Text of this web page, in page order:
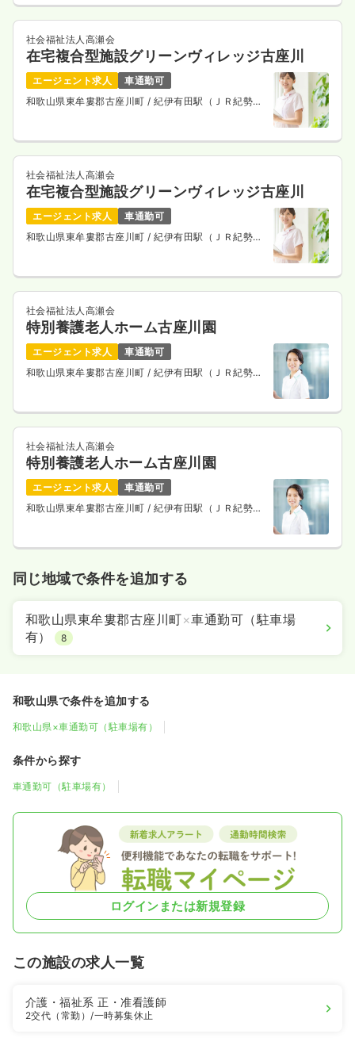
社会福祉法人高瀬会
在宅複合型施設グリーンヴィレッジ古座川
エージェント求人
車通勤可
和歌山県東牟婁郡古座川町 / 紀伊有田駅（ＪＲ紀勢本
社会福祉法人高瀬会
在宅複合型施設グリーンヴィレッジ古座川
エージェント求人
車通勤可
和歌山県東牟婁郡古座川町 / 紀伊有田駅（ＪＲ紀勢本
社会福祉法人高瀬会
特別養護老人ホーム古座川園
エージェント求人
車通勤可
和歌山県東牟婁郡古座川町 / 紀伊有田駅（ＪＲ紀勢本
社会福祉法人高瀬会
特別養護老人ホーム古座川園
エージェント求人
車通勤可
和歌山県東牟婁郡古座川町 / 紀伊有田駅（ＪＲ紀勢本
同じ地域で条件を追加する
和歌山県東牟婁郡古座川町×車通勤可（駐車場
有）
8
和歌山県で条件を追加する
和歌山県×車通勤可（駐車場有）
条件から探す
車通勤可（駐車場有）
ログインまたは新規登録
この施設の求人一覧
介護・福祉系正・准看護師
2交代（常勤）/一時募集休止